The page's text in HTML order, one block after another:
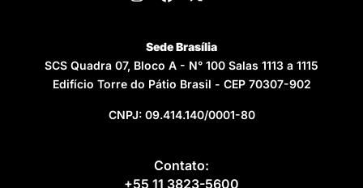
Sede Brasília
SCS Quadra 07, Bloco A - N° 100 Salas 1113 a 1115
Edifício Torre do Pátio Brasil - CEP 70307-902
CNPJ: 09.414.140/0001-80
Contato:
+55 11 3823-5600